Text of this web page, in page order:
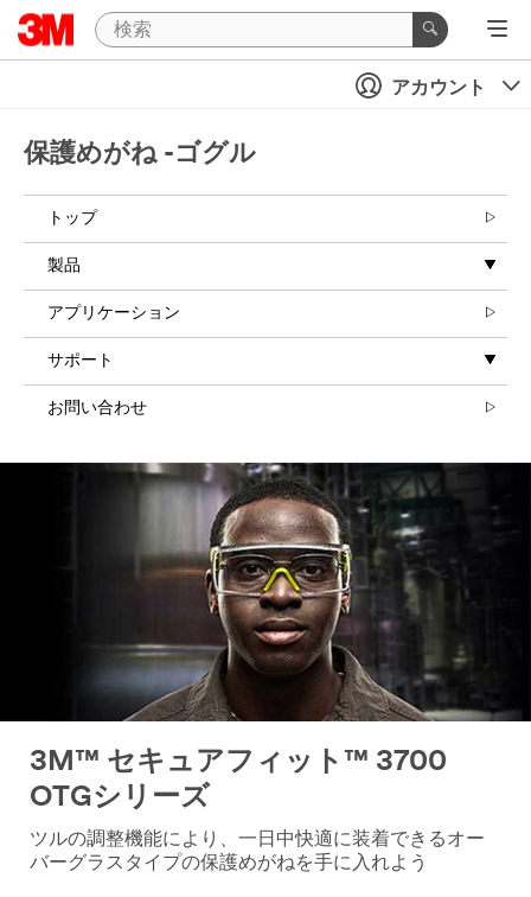
アカウント
保護めがね -ゴグル
トップ
製品
アプリケーション
サポート
お問い合わせ
3M™ セキュアフィット™ 3700
OTGシリーズ
ツルの調整機能により、一日中快適に装着できるオー
バーグラスタイプの保護めがねを手に入れよう